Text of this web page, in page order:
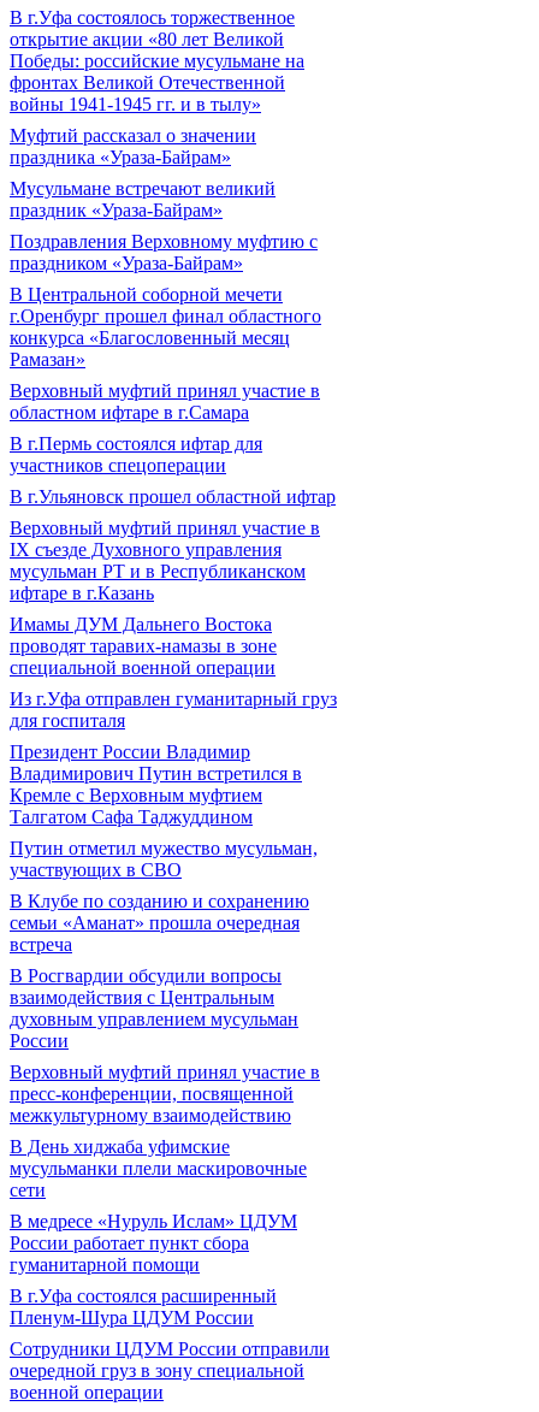
В г.Уфа состоялось торжественное
открытие акции «80 лет Великой
Победы: российские мусульмане на
фронтах Великой Отечественной
войны 1941-1945 гг. и в тылу»
Муфтий рассказал о значении
праздника «Ураза-Байрам»
Мусульмане встречают великий
праздник «Ураза-Байрам»
Поздравления Верховному муфтию с
праздником «Ураза-Байрам»
В Центральной соборной мечети
г.Оренбург прошел финал областного
конкурса «Благословенный месяц
Рамазан»
Верховный муфтий принял участие в
областном ифтаре в г.Самара
В г.Пермь состоялся ифтар для
участников спецоперации
В г.Ульяновск прошел областной ифтар
Верховный муфтий принял участие в
IХ съезде Духовного управления
мусульман РТ и в Республиканском
ифтаре в г.Казань
Имамы ДУМ Дальнего Востока
проводят таравих-намазы в зоне
специальной военной операции
Из г.Уфа отправлен гуманитарный груз
для госпиталя
Президент России Владимир
Владимирович Путин встретился в
Кремле с Верховным муфтием
Талгатом Сафа Таджуддином
Путин отметил мужество мусульман,
участвующих в СВО
В Клубе по созданию и сохранению
семьи «Аманат» прошла очередная
встреча
В Росгвардии обсудили вопросы
взаимодействия с Центральным
духовным управлением мусульман
России
Верховный муфтий принял участие в
пресс-конференции, посвященной
межкультурному взаимодействию
В День хиджаба уфимские
мусульманки плели маскировочные
сети
В медресе «Нуруль Ислам» ЦДУМ
России работает пункт сбора
гуманитарной помощи
В г.Уфа состоялся расширенный
Пленум-Шура ЦДУМ России
Сотрудники ЦДУМ России отправили
очередной груз в зону специальной
военной операции